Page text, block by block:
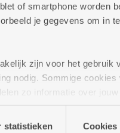
of smartphone worden
je gegevens om in
zijn voor het gebruik
nodig. Sommige cookies
zo informatie over jouw
Deze partners
statistieken Cookies